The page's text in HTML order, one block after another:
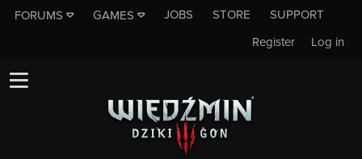
FORUMS GAMES JOBS STORE
SUPPORT
Log in
Register